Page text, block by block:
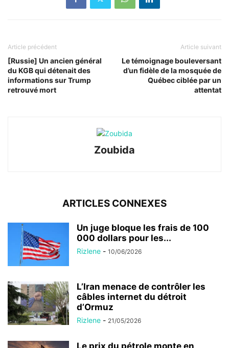
Article précédent
[Russie] Un ancien général
du KGB qui détenait des
informations sur Trump
retrouvé mort
Article suivant
Le témoignage bouleversant
d’un fidèle de la mosquée de
Québec ciblée par un
attentat
Zoubida
ARTICLES CONNEXES
Un juge bloque les frais de 100
000 dollars pour les...
Rizlene - 10/06/2026
L’Iran menace de contrôler les
câbles internet du détroit
d’Ormuz
Rizlene - 21/05/2026